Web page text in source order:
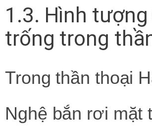
1.3. Hình tượng
trống trong
Trong thần thoại
Nghệ bắn rơi mặt